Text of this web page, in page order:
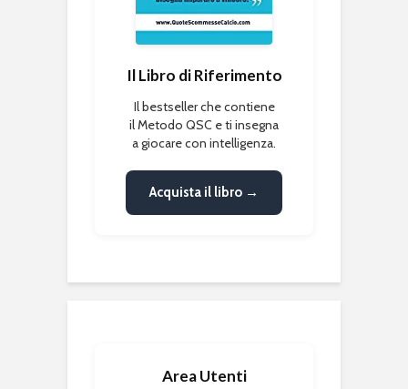
Il Libro di Riferimento
Il bestseller che contiene
il Metodo QSC e ti insegna
a giocare con intelligenza.
Acquista il libro →
Area Utenti